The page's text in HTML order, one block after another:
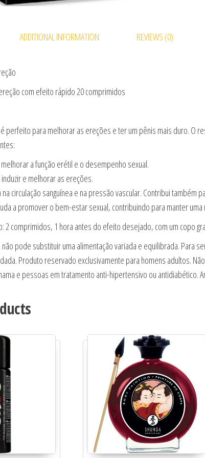
ADDITIONAL INFORMATION REVIEWS (0)
com efeito rápido 20 comprimidos
perfeito para melhorar as ereções e ter um pênis mais duro. O
a função erétil e o desempenho sexual.
e melhorar as ereções.
na circulação sanguínea e na pressão vascular. Contribui
a promover o bem-estar sexual, contribuindo para manter
2 comprimidos, 1 hora antes do efeito desejado, com um copo
pode substituir uma alimentação variada e equilibrada. Para
Produto reservado exclusivamente para homens adultos.
e pessoas em tratamento anti-hipertensivo ou antidiabético.